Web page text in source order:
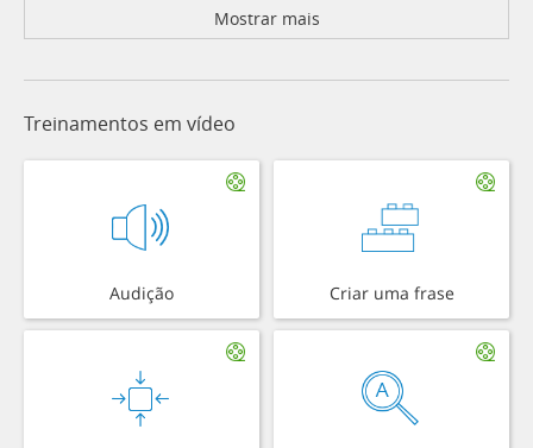
Mostrar mais
Treinamentos em vídeo
Audição Criar uma frase